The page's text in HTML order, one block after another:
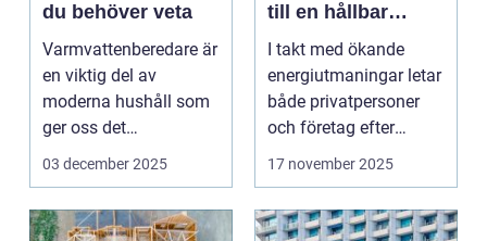
du behöver veta
Varmvattenberedare är
en viktig del av
moderna hushåll som
ger oss det
komfortabla varmva...
03 december 2025
till en hållbar
energiframtid
I takt med ökande
energiutmaningar letar
både privatpersoner
och företag efter
h&ari...
17 november 2025